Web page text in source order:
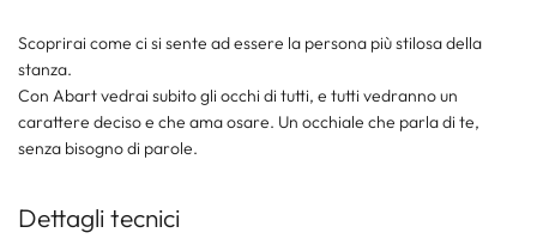
Scoprirai come ci si sente ad essere la persona più stilosa della
stanza.
Con Abart vedrai subito gli occhi di tutti, e tutti vedranno un
carattere deciso e che ama osare. Un occhiale che parla di te,
senza bisogno di parole.
Dettagli tecnici